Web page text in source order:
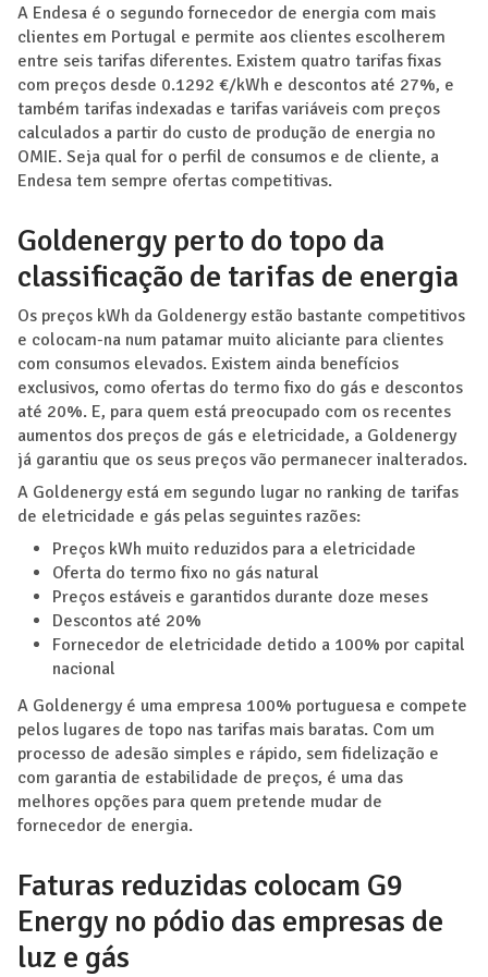
A Endesa é o segundo fornecedor de energia com mais
clientes em Portugal e permite aos clientes escolherem
entre seis tarifas diferentes. Existem quatro tarifas fixas
com preços desde 0.1292 €/kWh e descontos até 27%, e
também tarifas indexadas e tarifas variáveis com preços
calculados a partir do custo de produção de energia no
OMIE. Seja qual for o perfil de consumos e de cliente, a
Endesa tem sempre ofertas competitivas.
Goldenergy perto do topo da
classificação de tarifas de energia
Os preços kWh da Goldenergy estão bastante competitivos
e colocam-na num patamar muito aliciante para clientes
com consumos elevados. Existem ainda benefícios
exclusivos, como ofertas do termo fixo do gás e descontos
até 20%. E, para quem está preocupado com os recentes
aumentos dos preços de gás e eletricidade, a Goldenergy
já garantiu que os seus preços vão permanecer inalterados.
A Goldenergy está em segundo lugar no ranking de tarifas
de eletricidade e gás pelas seguintes razões:
Preços kWh muito reduzidos para a eletricidade
Oferta do termo fixo no gás natural
Preços estáveis e garantidos durante doze meses
Descontos até 20%
Fornecedor de eletricidade detido a 100% por capital
nacional
A Goldenergy é uma empresa 100% portuguesa e compete
pelos lugares de topo nas tarifas mais baratas. Com um
processo de adesão simples e rápido, sem fidelização e
com garantia de estabilidade de preços, é uma das
melhores opções para quem pretende mudar de
fornecedor de energia.
Faturas reduzidas colocam G9
Energy no pódio das empresas de
luz e gás